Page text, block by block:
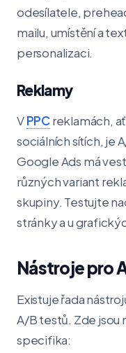
odesílatele,
mailu, umístění a
personalizaci.
Reklamy
VPPCreklamách,
sociálních sítích, je
Google Ads má
různých variant
skupiny. Testujte
stránky a u
Nástroje pro
Existuje řada
A/B testů. Zde jsou
specifika: